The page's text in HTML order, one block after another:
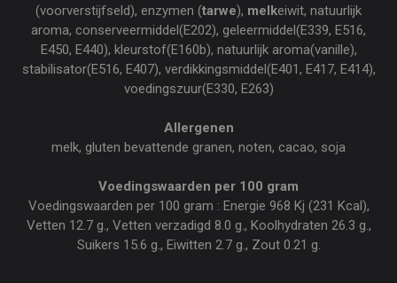
(voorverstijfseld), enzymen (tarwe), melkeiwit, natuurlijk
aroma, conserveermiddel(E202), geleermiddel(E339, E516,
E450, E440), kleurstof(E160b), natuurlijk aroma(vanille),
stabilisator(E516, E407), verdikkingsmiddel(E401, E417, E414),
voedingszuur(E330, E263)
Allergenen
melk, gluten bevattende granen, noten, cacao, soja
Voedingswaarden per 100 gram
Voedingswaarden per 100 gram : Energie 968 Kj (231 Kcal),
Vetten 12.7 g., Vetten verzadigd 8.0 g., Koolhydraten 26.3 g.,
Suikers 15.6 g., Eiwitten 2.7 g., Zout 0.21 g.